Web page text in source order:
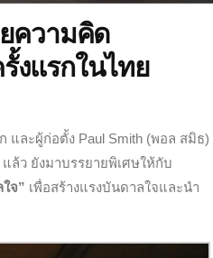
ยความคิด
งแรกในไทย
และผู้ก่อตั้ง Paul Smith (พอล สมิธ)
ล้ว ยังมาบรรยายพิเศษให้กับ
จ” เพื่อสร้างแรงบันดาลใจและนำ